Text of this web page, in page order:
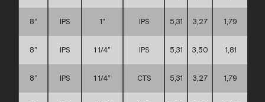
8” IPS 1” IPS 5,31 3,27 1,79
8” IPS 1 1/4” IPS 5,31 3,50 1,81
8” IPS 1 1/4” CTS 5,31 3,27 1,79